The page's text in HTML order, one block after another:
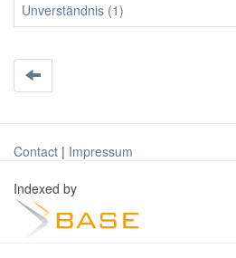
Unverständnis (1)
Contact | Impressum
Indexed by